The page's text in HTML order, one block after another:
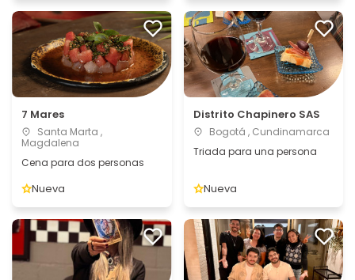
7 Mares
Santa Marta ,
Magdalena
Cena para dos personas
Nueva
Distrito Chapinero SAS
Bogotá , Cundinamarca
Triada para una persona
Nueva